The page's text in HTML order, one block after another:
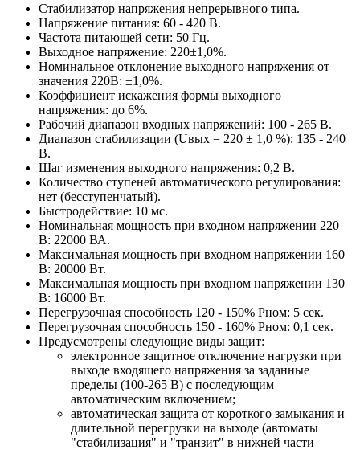
Стабилизатор напряжения непрерывного типа.
Напряжение питания: 60 - 420 В.
Частота питающей сети: 50 Гц.
Выходное напряжение: 220±1,0%.
Номинальное отклонение выходного напряжения от
значения 220В: ±1,0%.
Коэффициент искажения формы выходного
напряжения: до 6%.
Рабочий диапазон входных напряжений: 100 - 265 В.
Диапазон стабилизации (Uвых = 220 ± 1,0 %): 135 - 240
В.
Шаг изменения выходного напряжения: 0,2 В.
Количество ступеней автоматического регулирования:
нет (бесступенчатый).
Быстродействие: 10 мс.
Номинальная мощность при входном напряжении 220
В: 22000 ВА.
Максимальная мощность при входном напряжении 160
В: 20000 Вт.
Максимальная мощность при входном напряжении 130
В: 16000 Вт.
Перегрузочная способность 120 - 150% Pном: 5 сек.
Перегрузочная способность 150 - 160% Pном: 0,1 сек.
Предусмотрены следующие виды защит:
электронное защитное отключение нагрузки при
выходе входящего напряжения за заданные
пределы (100-265 В) с последующим
автоматическим включением;
автоматическая защита от короткого замыкания и
длительной перегрузки на выходе (автоматы
"стабилизация" и "транзит" в нижней части